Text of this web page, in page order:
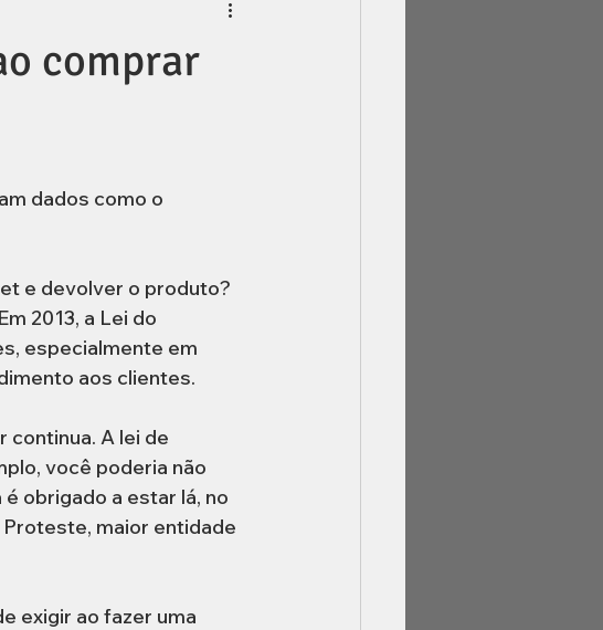
Inventário
comprar
dados como o
e devolver o produto?
2013, a Lei do
especialmente em
aos clientes.
continua. A lei de
você poderia não
obrigado a estar lá, no
maior entidade
exigir ao fazer uma